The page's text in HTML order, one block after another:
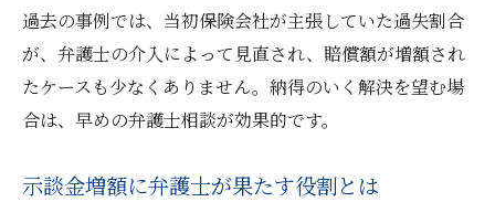
過去の事例では、当初保険会社が主張していた過失割合
が、弁護士の介入によって見直され、賠償額が増額され
たケースも少なくありません。納得のいく解決を望む場
合は、早めの弁護士相談が効果的です。
示談金増額に弁護士が果たす役割とは